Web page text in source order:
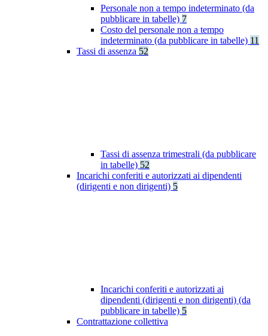
Personale non a tempo indeterminato (da
pubblicare in tabelle) 7
Costo del personale non a tempo
indeterminato (da pubblicare in tabelle) 11
Tassi di assenza 52
Tassi di assenza trimestrali (da pubblicare
in tabelle) 52
Incarichi conferiti e autorizzati ai dipendenti
(dirigenti e non dirigenti) 5
Incarichi conferiti e autorizzati ai
dipendenti (dirigenti e non dirigenti) (da
pubblicare in tabelle) 5
Contrattazione collettiva